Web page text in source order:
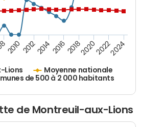
Lions
Moyenne nationale
de 500 à 2 000 habitants
2010 2012201420162018202020222024
de Montreuil-aux-Lions